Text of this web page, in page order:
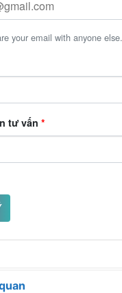
your email with anyone else.
tư vấn *